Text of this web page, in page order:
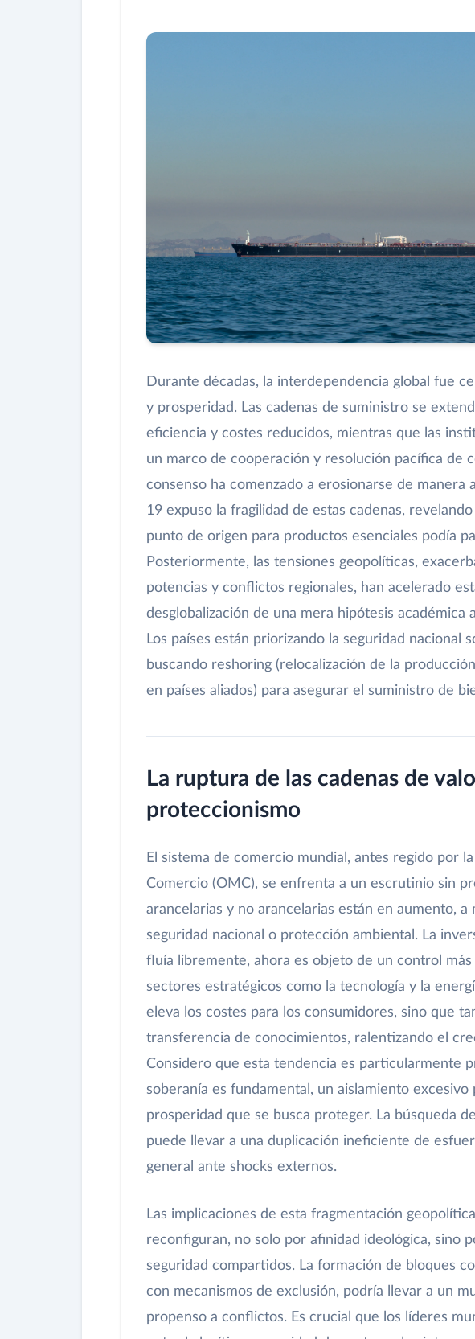
Durante décadas, la interdependencia global fue
y prosperidad. Las cadenas de suministro se
eficiencia y costes reducidos, mientras que las
un marco de cooperación y resolución pacífica de
consenso ha comenzado a erosionarse de manera
19 expuso la fragilidad de estas cadenas,
punto de origen para productos esenciales podía
Posteriormente, las tensiones geopolíticas,
potencias y conflictos regionales, han acelerado
desglobalización de una mera hipótesis académica
Los países están priorizando la seguridad nacional
buscando reshoring (relocalización de la
en países aliados) para asegurar el suministro de
La ruptura de las cadenas de
proteccionismo
El sistema de comercio mundial, antes regido por
Comercio (OMC), se enfrenta a un escrutinio sin
arancelarias y no arancelarias están en aumento,
seguridad nacional o protección ambiental. La
fluía libremente, ahora es objeto de un control
sectores estratégicos como la tecnología y la
eleva los costes para los consumidores, sino que
transferencia de conocimientos, ralentizando el
Considero que esta tendencia es particularmente
soberanía es fundamental, un aislamiento excesivo
prosperidad que se busca proteger. La búsqueda
puede llevar a una duplicación ineficiente de
general ante shocks externos.
Las implicaciones de esta fragmentación
reconfiguran, no solo por afinidad ideológica, sino
seguridad compartidos. La formación de bloques
con mecanismos de exclusión, podría llevar a un
propenso a conflictos. Es crucial que los líderes